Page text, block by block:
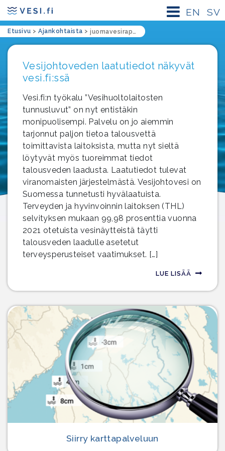
SV
EN
Etusivu > Ajankohtaista > juomavesiraportit
Vesijohtoveden laatutiedot näkyvät
vesi.fi:ssä
Vesi.fi:n työkalu ”Vesihuoltolaitosten
tunnusluvut” on nyt entistäkin
monipuolisempi. Palvelu on jo aiemmin
tarjonnut paljon tietoa talousvettä
toimittavista laitoksista, mutta nyt sieltä
löytyvät myös tuoreimmat tiedot
talousveden laadusta. Laatutiedot tulevat
viranomaisten järjestelmästä. Vesijohtovesi on
Suomessa tunnetusti hyvälaatuista.
Terveyden ja hyvinvoinnin laitoksen (THL)
selvityksen mukaan 99,98 prosenttia vuonna
2021 otetuista vesinäytteistä täytti
talousveden laadulle asetetut
terveysperusteiset vaatimukset. […]
LUE LISÄÄ
Siirry karttapalveluun